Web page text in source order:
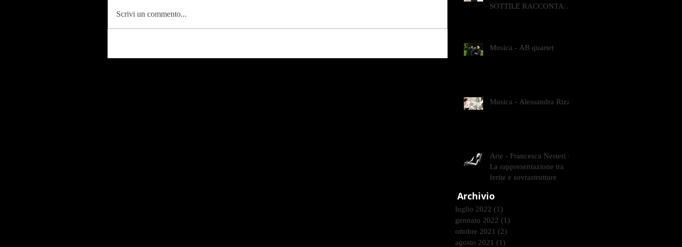
Scrivi un commento...
SOTTILE RACCONTA
Musica - AB quartet
Musica - Alessandra Rizzo
Arte - Francesca Nesteri -
La rappresentazione tra
ferite e sovrastrutture
Archivio
luglio 2022 (1)
gennaio 2022 (1)
ottobre 2021 (2)
agosto 2021 (1)